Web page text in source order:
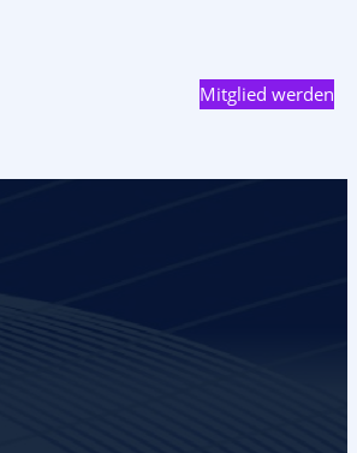
Mitglied werden